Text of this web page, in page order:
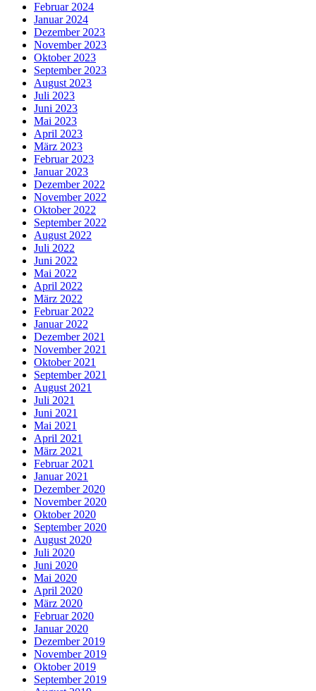
Februar 2024
Januar 2024
Dezember 2023
November 2023
Oktober 2023
September 2023
August 2023
Juli 2023
Juni 2023
Mai 2023
April 2023
März 2023
Februar 2023
Januar 2023
Dezember 2022
November 2022
Oktober 2022
September 2022
August 2022
Juli 2022
Juni 2022
Mai 2022
April 2022
März 2022
Februar 2022
Januar 2022
Dezember 2021
November 2021
Oktober 2021
September 2021
August 2021
Juli 2021
Juni 2021
Mai 2021
April 2021
März 2021
Februar 2021
Januar 2021
Dezember 2020
November 2020
Oktober 2020
September 2020
August 2020
Juli 2020
Juni 2020
Mai 2020
April 2020
März 2020
Februar 2020
Januar 2020
Dezember 2019
November 2019
Oktober 2019
September 2019